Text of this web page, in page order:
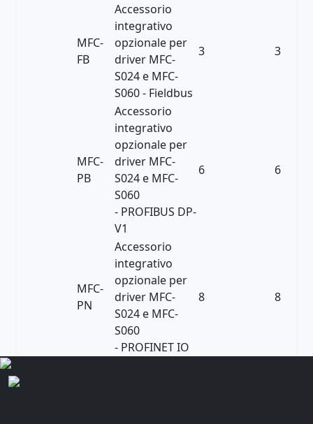
MFC-
FB
Accessorio
integrativo
opzionale per
driver MFC-
S024 e MFC-
S060 - Fieldbus
3 3
MFC-
PB
Accessorio
integrativo
opzionale per
driver MFC-
S024 e MFC-
S060
- PROFIBUS DP-
V1
6 6
MFC-
PN
Accessorio
integrativo
opzionale per
driver MFC-
S024 e MFC-
S060
- PROFINET IO
8 8